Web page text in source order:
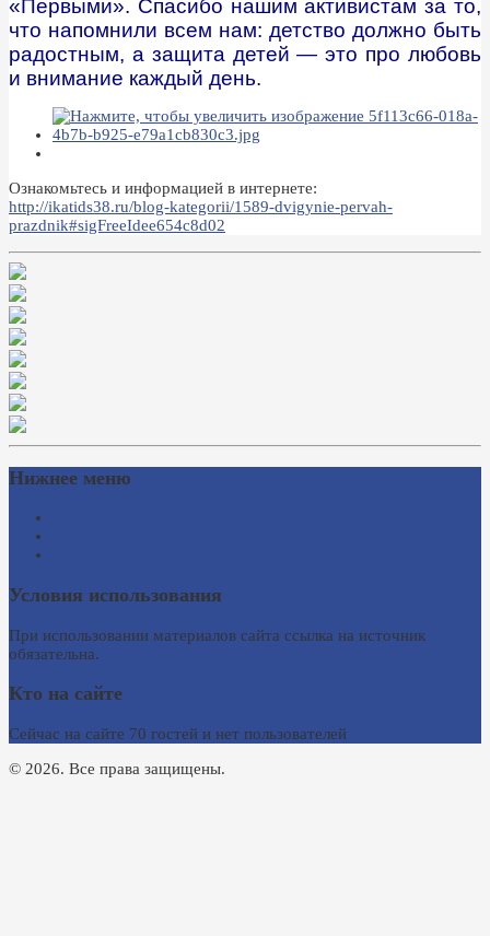
«Первыми». Спасибо нашим активистам за то,
что напомнили всем нам: детство должно быть
радостным, а защита детей — это про любовь
и внимание каждый день.
Ознакомьтесь и информацией в интернете:
http://ikatids38.ru/blog-kategorii/1589-dvigynie-pervah-
prazdnik#sigFreeIdee654c8d02
Нижнее меню
Условия использования
При использовании материалов сайта ссылка на источник
обязательна.
Кто на сайте
Сейчас на сайте 70 гостей и нет пользователей
© 2026. Все права защищены.